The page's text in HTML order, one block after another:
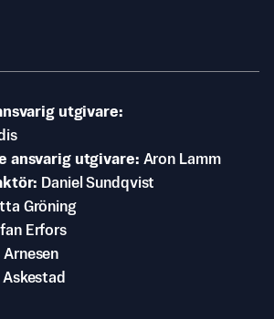
utgivare
ansvarig utgivare Aron Lamm
Daniel Sundqvist
Gröning
Erfors
Arnesen
Askestad